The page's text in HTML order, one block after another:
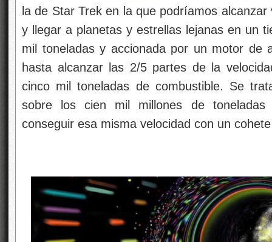
la de Star Trek en la que podríamos
y llegar a planetas y estrellas lejanas en un
mil toneladas y accionada por un motor de
hasta alcanzar las 2/5 partes de la
cinco mil toneladas de combustible. Se
sobre los cien mil millones de toneladas
conseguir esa misma velocidad con un